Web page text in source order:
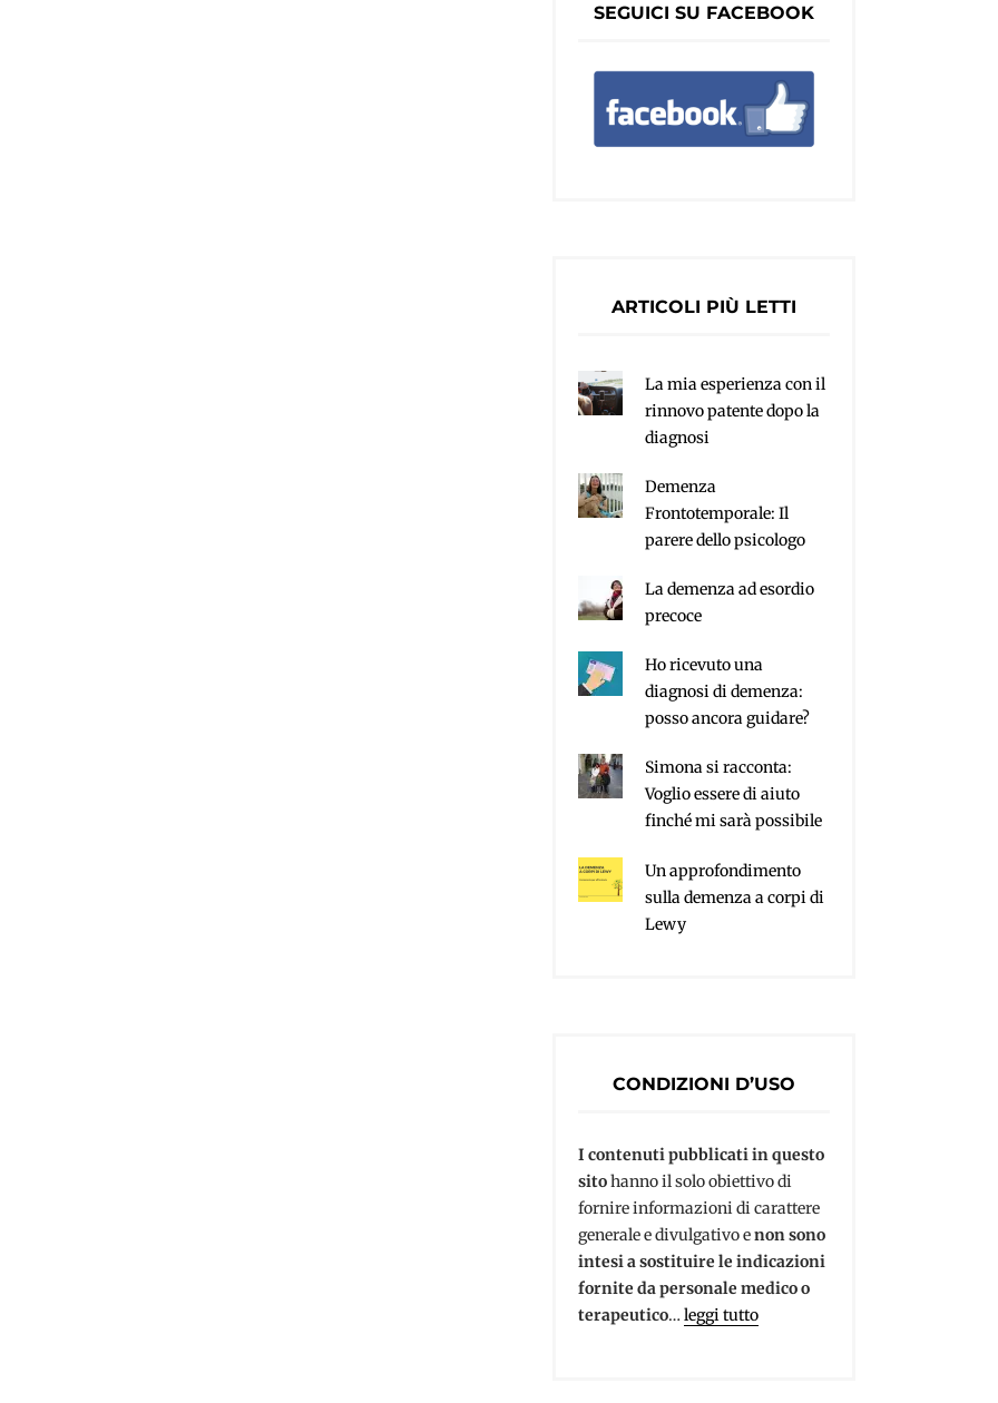
SEGUICI SU FACEBOOK
ARTICOLI PIÙ LETTI
La mia esperienza con il
rinnovo patente dopo la
diagnosi
Demenza
Frontotemporale: Il
parere dello psicologo
La demenza ad esordio
precoce
Ho ricevuto una
diagnosi di demenza:
posso ancora guidare?
Simona si racconta:
Voglio essere di aiuto
finché mi sarà possibile
Un approfondimento
sulla demenza a corpi di
Lewy
CONDIZIONI D’USO
I contenuti pubblicati in questo
sitohanno il solo obiettivo di
fornire informazioni di carattere
generale e divulgativo enon sono
intesi a sostituire le indicazioni
fornite da personale medico o
terapeutico… leggi tutto